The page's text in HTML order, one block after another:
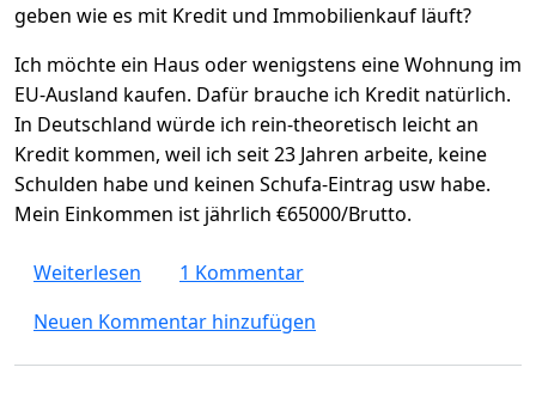
geben wie es mit Kredit und Immobilienkauf läuft?
Ich möchte ein Haus oder wenigstens eine Wohnung im
EU-Ausland kaufen. Dafür brauche ich Kredit natürlich.
In Deutschland würde ich rein-theoretisch leicht an
Kredit kommen, weil ich seit 23 Jahren arbeite, keine
Schulden habe und keinen Schufa-Eintrag usw habe.
Mein Einkommen ist jährlich €65000/Brutto.
Weiterlesen über Kann man in Deutschland Kredit
1 Kommentar
Neuen Kommentar hinzufügen